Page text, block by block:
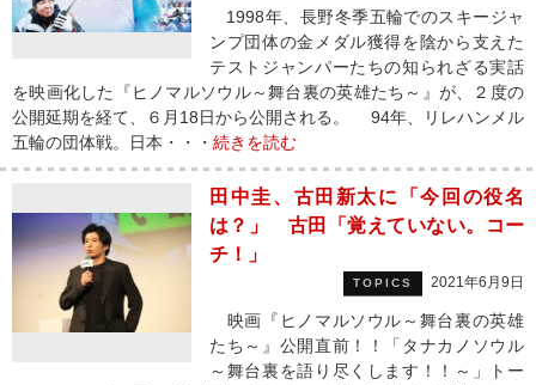
1998年、長野冬季五輪でのスキージャ
ンプ団体の金メダル獲得を陰から支えた
テストジャンパーたちの知られざる実話
を映画化した『ヒノマルソウル～舞台裏の英雄たち～』が、２度の
公開延期を経て、６月18日から公開される。 94年、リレハンメル
五輪の団体戦。日本・・・ 続きを読む
田中圭、古田新太に「今回の役名
は？」 古田「覚えていない。コー
チ！」
TOPICS 2021年6月9日
映画『ヒノマルソウル～舞台裏の英雄
たち～』公開直前！！「タナカノソウル
～舞台裏を語り尽くします！！～」トー